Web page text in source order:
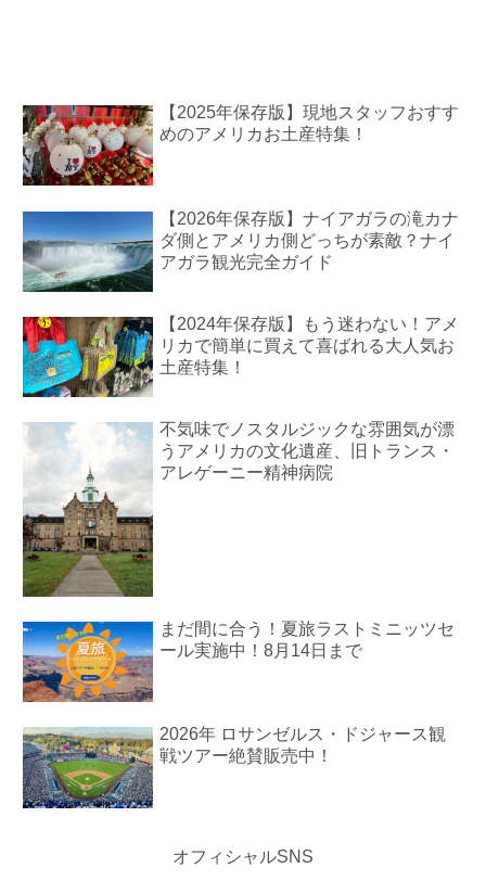
【2025年保存版】現地スタッフおすす
めのアメリカお土産特集！
【2026年保存版】ナイアガラの滝カナ
ダ側とアメリカ側どっちが素敵？ナイ
アガラ観光完全ガイド
【2024年保存版】もう迷わない！アメ
リカで簡単に買えて喜ばれる大人気お
土産特集！
不気味でノスタルジックな雰囲気が漂
うアメリカの文化遺産、旧トランス・
アレゲーニー精神病院
まだ間に合う！夏旅ラストミニッツセ
ール実施中！8月14日まで
2026年 ロサンゼルス・ドジャース観
戦ツアー絶賛販売中！
オフィシャルSNS